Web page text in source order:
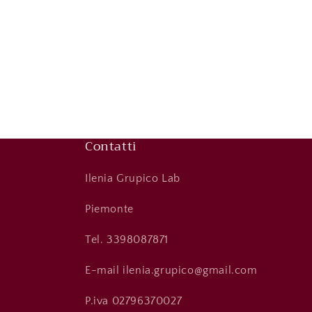
Contatti
Ilenia Grupico Lab
Piemonte
Tel. 3398087871
E-mail ilenia.grupico@gmail.com
P.iva 02796370027